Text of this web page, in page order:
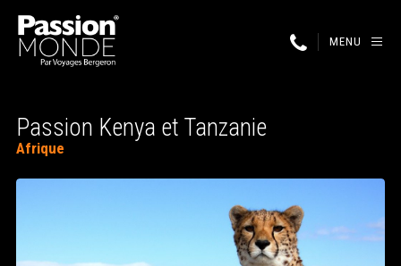
MENU
Passion Kenya et Tanzanie
Afrique